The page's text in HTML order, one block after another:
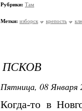
Рубрики: Там
Метки: изборск крепость
ПСКОВ
Пятница, 08 Января
Когда-то в